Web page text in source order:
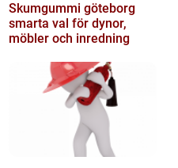
Skumgummi göteborg
smarta val för dynor,
möbler och inredning